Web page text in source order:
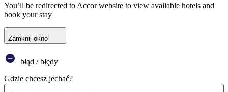
You’ll be redirected to Accor website to view available hotels and
book your stay
Zamknij okno
błąd / błędy
Gdzie chcesz jechać?